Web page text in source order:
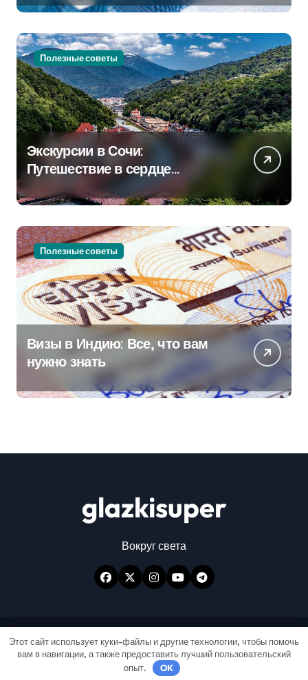
Полезные советы
Экскурсии в Сочи:
Путешествие в сердце
Черноморского курорта
Полезные советы
Визы в Индию: Все, что вам
нужно знать
glazkisuper
Вокруг света
Авторские права © Все права защищены|
NewspaperupотThemeansar.
Этот сайт использует куки-файлы и другие технологии, чтобы помочь
вам в навигации, а также предоставить лучший пользовательский
опыт.
OK